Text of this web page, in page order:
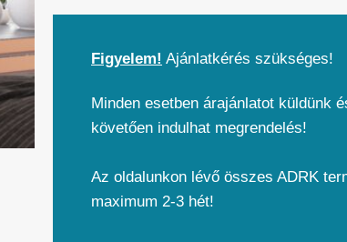
Figyelem! Ajánlatkérés szükséges!
Minden esetben árajánlatot küldünk
követően indulhat megrendelés!
Az oldalunkon lévő összes ADRK
maximum 2-3 hét!